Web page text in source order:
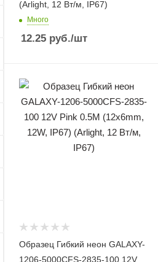
(Arlight, 12 Вт/м, IP67)
Много
12.25 руб./шт
Образец Гибкий неон GALAXY-
1206-5000CFS-2835-100 12V